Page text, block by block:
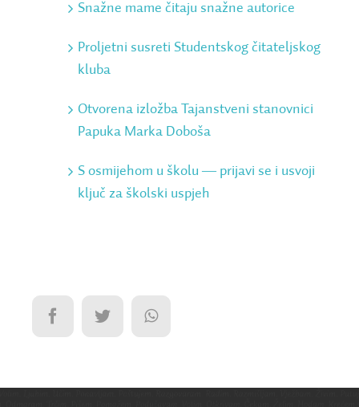
Snažne mame čitaju snažne autorice
Proljetni susreti Studentskog čitateljskog
kluba
Otvorena izložba Tajanstveni stanovnici
Papuka Marka Doboša
S osmijehom u školu ― prijavi se i usvoji
ključ za školski uspjeh